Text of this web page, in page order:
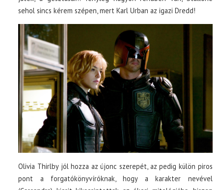
sehol sincs kérem szépen, mert Karl Urban az igazi Dredd!
Olivia Thirlby jól hozza az újonc szerepét, az pedig külön piros
pont a forgatókönyvíróknak, hogy a karakter nevével